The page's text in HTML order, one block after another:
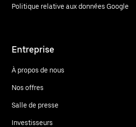
Politique relative aux données Google
Entreprise
À propos de nous
Nos offres
Salle de presse
Investisseurs